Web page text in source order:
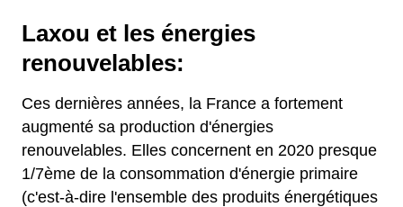
Laxou et les énergies
renouvelables:
Ces dernières années, la France a fortement
augmenté sa production d'énergies
renouvelables. Elles concernent en 2020 presque
1/7ème de la consommation d'énergie primaire
(c'est-à-dire l'ensemble des produits énergétiques